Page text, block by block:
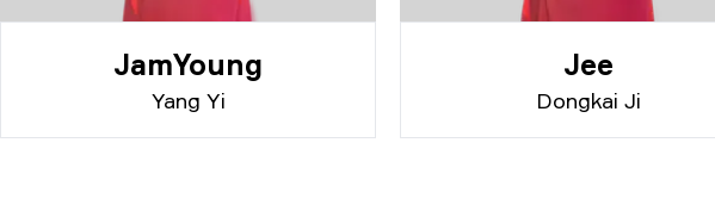
JamYoung
Yang Yi
Jee
Dongkai Ji